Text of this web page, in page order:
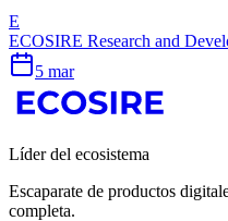
E
ECOSIRE Research and
5 mar
Líder del ecosistema
Escaparate de productos
completa.